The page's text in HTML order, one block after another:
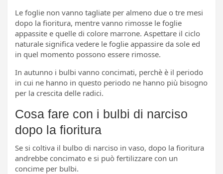
Le foglie non vanno tagliate per almeno due o tre mesi
dopo la fioritura, mentre vanno rimosse le foglie
appassite e quelle di colore marrone. Aspettare il ciclo
naturale significa vedere le foglie appassire da sole ed
in quel momento possono essere rimosse.
In autunno i bulbi vanno concimati, perchè è il periodo
in cui ne hanno in questo periodo ne hanno più bisogno
per la crescita delle radici.
Cosa fare con i bulbi di narciso
dopo la fioritura
Se si coltiva il bulbo di narciso in vaso, dopo la fioritura
andrebbe concimato e si può fertilizzare con un
concime per bulbi.